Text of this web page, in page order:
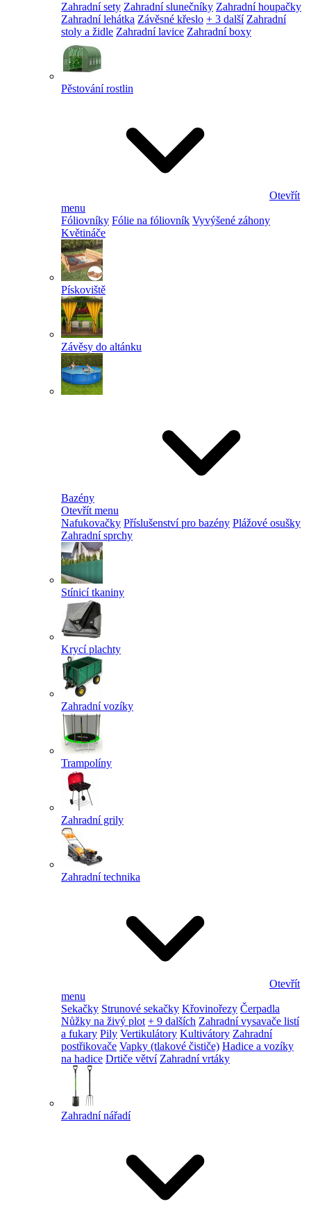
Zahradní sety Zahradní slunečníky Zahradní houpačky
Zahradní lehátka Závěsné křeslo + 3 další Zahradní
stoly a židle Zahradní lavice Zahradní boxy
Pěstování rostlin
Otevřít
menu
Fóliovníky Fólie na fóliovník Vyvýšené záhony
Květináče
Pískoviště
Závěsy do altánku
Bazény
Otevřít menu
Nafukovačky Příslušenství pro bazény Plážové osušky
Zahradní sprchy
Stínicí tkaniny
Krycí plachty
Zahradní vozíky
Trampolíny
Zahradní grily
Zahradní technika
Otevřít
menu
Sekačky Strunové sekačky Křovinořezy Čerpadla
Nůžky na živý plot + 9 dalších Zahradní vysavače listí
a fukary Pily Vertikulátory Kultivátory Zahradní
postřikovače Vapky (tlakové čističe) Hadice a vozíky
na hadice Drtiče větví Zahradní vrtáky
Zahradní nářadí